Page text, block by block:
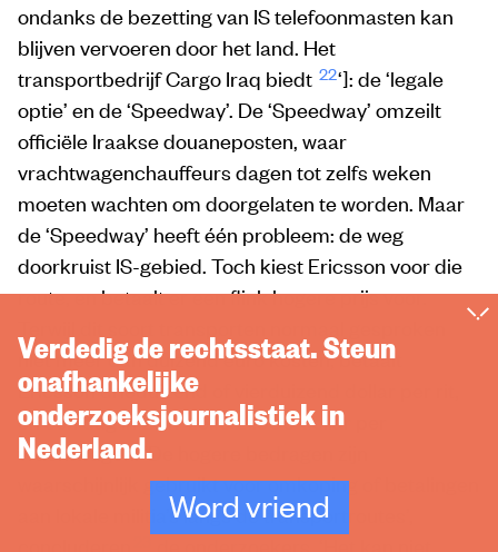
ondanks de bezetting van IS telefoonmasten kan
blijven vervoeren door het land. Het
transportbedrijf Cargo Iraq biedt 22‘]: de ‘legale
optie’ en de ‘Speedway’. De ‘Speedway’ omzeilt
officiële Iraakse douaneposten, waar
vrachtwagenchauffeurs dagen tot zelfs weken
moeten wachten om doorgelaten te worden. Maar
de ‘Speedway’ heeft één probleem: de weg
doorkruist IS-gebied. Toch kiest Ericsson voor die
route, en betaalt er een flink hogere prijs voor.
niet meer dan duizend euro kosten, betaalt
Ericsson drieduizend of vierduizend dollar per rit,
en één dag in 2017 zelfs 21.000 dollar per
vrachtwagen. ‘De hogere bedragen zijn
waarschijnlijk gebruikt voor omkoping of betalingen
aan lokale militia’s langs de transportroutes’,
23
Verdedig de rechtsstaat. Steun
onafhankelijke
onderzoeksjournalistiek in
Nederland.
Word vriend